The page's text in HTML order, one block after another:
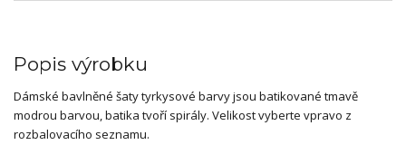
Popis výrobku
Dámské bavlněné šaty tyrkysové barvy jsou batikované tmavě
modrou barvou, batika tvoří spirály. Velikost vyberte vpravo z
rozbalovacího seznamu.